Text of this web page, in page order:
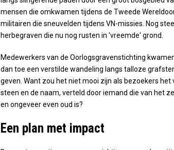
mensen die omkwamen tijdens de Tweede
militairen die sneuvelden tijdens VN-missies. Nog
herbegraven die nu nog rusten in 'vreemde' grond.
Medewerkers van de Oorlogsgravenstichting
dan toe een verstilde wandeling langs talloze
geven. Want zou het niet mooi zijn als bezoekers
steen en de naam, verteld door iemand die van het
en ongeveer even oud is?
Een plan met impact